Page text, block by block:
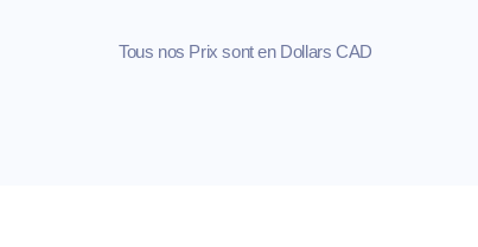
Tous nos Prix sont en Dollars CAD